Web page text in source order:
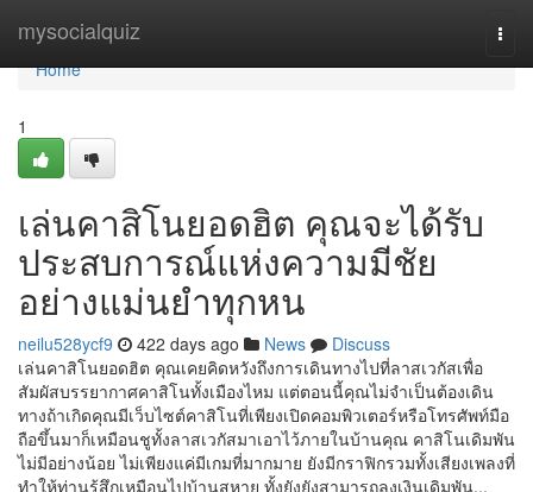
mysocialquiz
Home
Home
1
เล่นคาสิโนยอดฮิต คุณจะได้รับ
ประสบการณ์แห่งความมีชัย
อย่างแม่นยำทุกหน
neilu528ycf9 422 days ago News
Discuss
เล่นคาสิโนยอดฮิต คุณเคยคิดหวังถึงการเดินทางไปที่ลาสเวกัสเพื่อ
สัมผัสบรรยากาศคาสิโนทั้งเมืองไหม แต่ตอนนี้คุณไม่จำเป็นต้องเดิน
ทางถ้าเกิดคุณมีเว็บไซต์คาสิโนที่เพียงเปิดคอมพิวเตอร์หรือโทรศัพท์มือ
ถือขึ้นมาก็เหมือนชูทั้งลาสเวกัสมาเอาไว้ภายในบ้านคุณ คาสิโนเดิมพัน
ไม่มีอย่างน้อย ไม่เพียงแค่มีเกมที่มากมาย ยังมีกราฟิกรวมทั้งเสียงเพลงที่
ทำให้ท่านรู้สึกเหมือนไปบ้านสหาย ทั้งยังยังสามารถลงเงินเดิมพัน...